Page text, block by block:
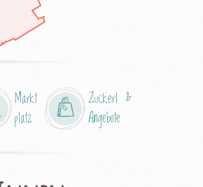
Markt
platz
Zuckerl &
Angebote